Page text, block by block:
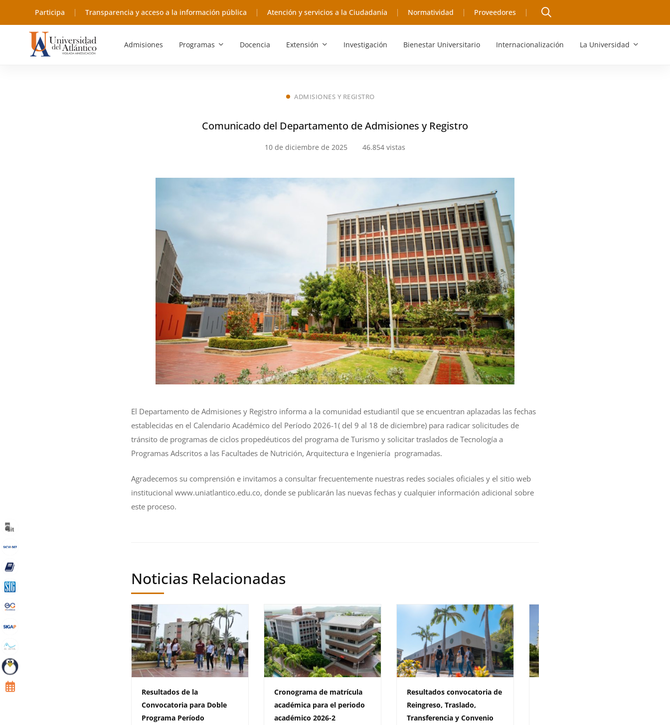
Participa Transparencia y acceso a la información pública Atención y servicios a la Ciudadanía Normatividad Proveedores
Admisiones Programas Docencia Extensión Investigación Bienestar Universitario Internacionalización La Universidad
ADMISIONES Y REGISTRO
Comunicado del Departamento de Admisiones y Registro
10 de diciembre de 2025 46.854 vistas
El Departamento de Admisiones y Registro informa a la comunidad estudiantil que se encuentran aplazadas las fechas
establecidas en el Calendario Académico del Período 2026-1( del 9 al 18 de diciembre) para radicar solicitudes de
tránsito de programas de ciclos propedéuticos del programa de Turismo y solicitar traslados de Tecnología a
Programas Adscritos a las Facultades de Nutrición, Arquitectura e Ingeniería programadas.
Agradecemos su comprensión e invitamos a consultar frecuentemente nuestras redes sociales oficiales y el sitio web
institucionalwww.uniatlantico.edu.co, donde se publicarán las nuevas fechas y cualquier información adicional sobre
este proceso.
Noticias Relacionadas
Resultados de la
Convocatoria para Doble
Programa Período
Cronograma de matrícula
académica para el periodo
académico 2026-2
Resultados convocatoria de
Reingreso, Traslado,
Transferencia y Convenio